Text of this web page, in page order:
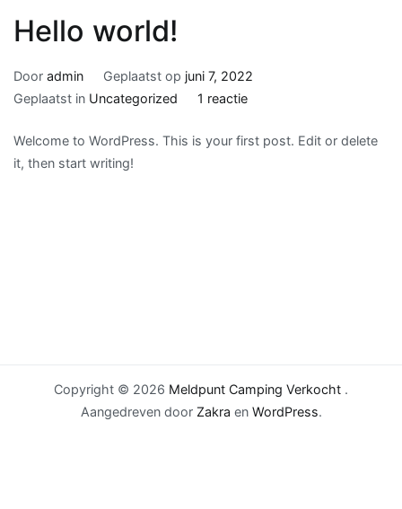
Hello world!
Door admin Geplaatst op juni 7, 2022
Geplaatst in Uncategorized 1 reactieop
world!
Welcome to WordPress. This is your first post. Edit or delete
it, then start writing!
Copyright © 2026 Meldpunt Camping Verkocht .
Aangedreven door Zakra en WordPress.